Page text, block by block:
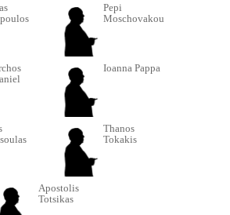
Pepi
Moschovakou
Ioanna Pappa
Thanos
Tokakis
Apostolis
Totsikas